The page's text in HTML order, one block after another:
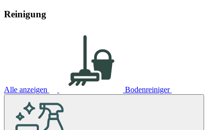
Reinigung
Alle anzeigen Bodenreiniger